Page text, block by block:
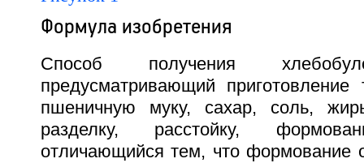
Формула изобретения
Способ получения
предусматривающий приготовление
пшеничную муку, сахар, соль,
разделку, расстойку,
отличающийся тем, что формование